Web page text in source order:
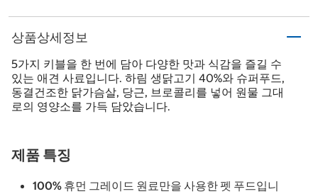
상품상세정보
5가지 키블을 한 번에 담아 다양한 맛과 식감을 즐길 수
있는 애견 사료입니다. 하림 생닭고기 40%와 슈퍼푸드,
동결건조한 닭가슴살, 당근, 브로콜리를 넣어 원물 그대
로의 영양소를 가득 담았습니다.
제품 특징
100% 휴먼 그레이드 원료만을 사용한 펫 푸드입니